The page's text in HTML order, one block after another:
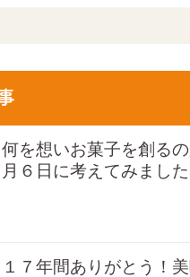
何を想いお菓子を創る
月６日に考えてみまし
１７年間ありがとう！